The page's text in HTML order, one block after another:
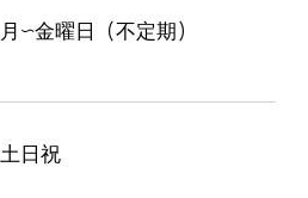
月〜金曜日（不定期）
土日祝